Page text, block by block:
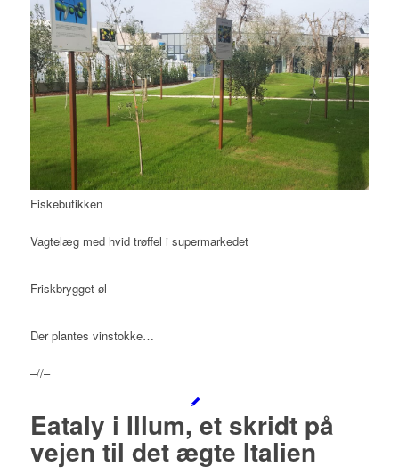
Fiskebutikken
Vagtelæg med hvid trøffel i supermarkedet
Friskbrygget øl
Der plantes vinstokke…
–//–
Eataly i Illum, et skridt på
vejen til det ægte Italien